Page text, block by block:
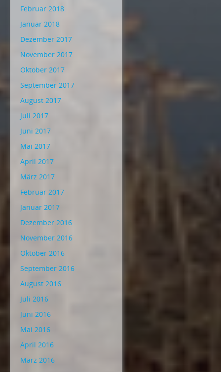
Februar 2018
Januar 2018
Dezember 2017
November 2017
Oktober 2017
September 2017
August 2017
Juli 2017
Juni 2017
Mai 2017
April 2017
März 2017
Februar 2017
Januar 2017
Dezember 2016
November 2016
Oktober 2016
September 2016
August 2016
Juli 2016
Juni 2016
Mai 2016
April 2016
März 2016